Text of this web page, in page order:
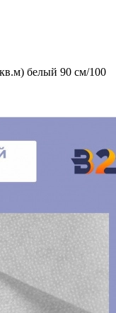
белый 90 см/100